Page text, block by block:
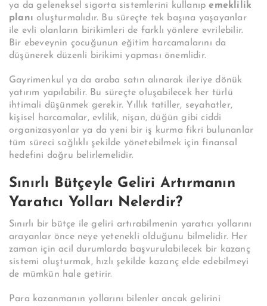
ya da geleneksel sigorta sistemlerini kullanıpemeklilik
planı oluşturmalıdır. Bu süreçte tek başına yaşayanlar
ile evli olanların birikimleri de farklı yönlere evrilebilir.
Bir ebeveynin çocuğunun eğitim harcamalarını da
düşünerek düzenli birikimi yapması önemlidir.
Gayrimenkul ya da araba satın alınarak ileriye dönük
yatırım yapılabilir. Bu süreçte oluşabilecek her türlü
ihtimali düşünmek gerekir. Yıllık tatiller, seyahatler,
kişisel harcamalar, evlilik, nişan, düğün gibi ciddi
organizasyonlar ya da yeni bir iş kurma fikri bulunanlar
tüm süreci sağlıklı şekilde yönetebilmek için finansal
hedefini doğru belirlemelidir.
Sınırlı Bütçeyle Geliri Artırmanın
Yaratıcı Yolları Nelerdir?
Sınırlı bir bütçe ile geliri artırabilmenin yaratıcı yollarını
arayanlar önce neye yetenekli olduğunu bilmelidir. Her
zaman için acil durumlarda başvurulabilecek bir kazanç
sistemi oluşturmak, hızlı şekilde kazanç elde edebilmeyi
de mümkün hale getirir.
Para kazanmanın yollarını bilenler ancak gelirini